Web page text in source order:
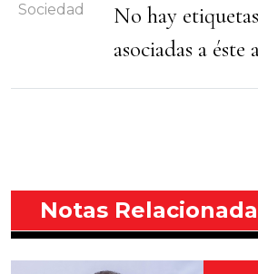
Sociedad
No hay etiquetas
asociadas a
Notas